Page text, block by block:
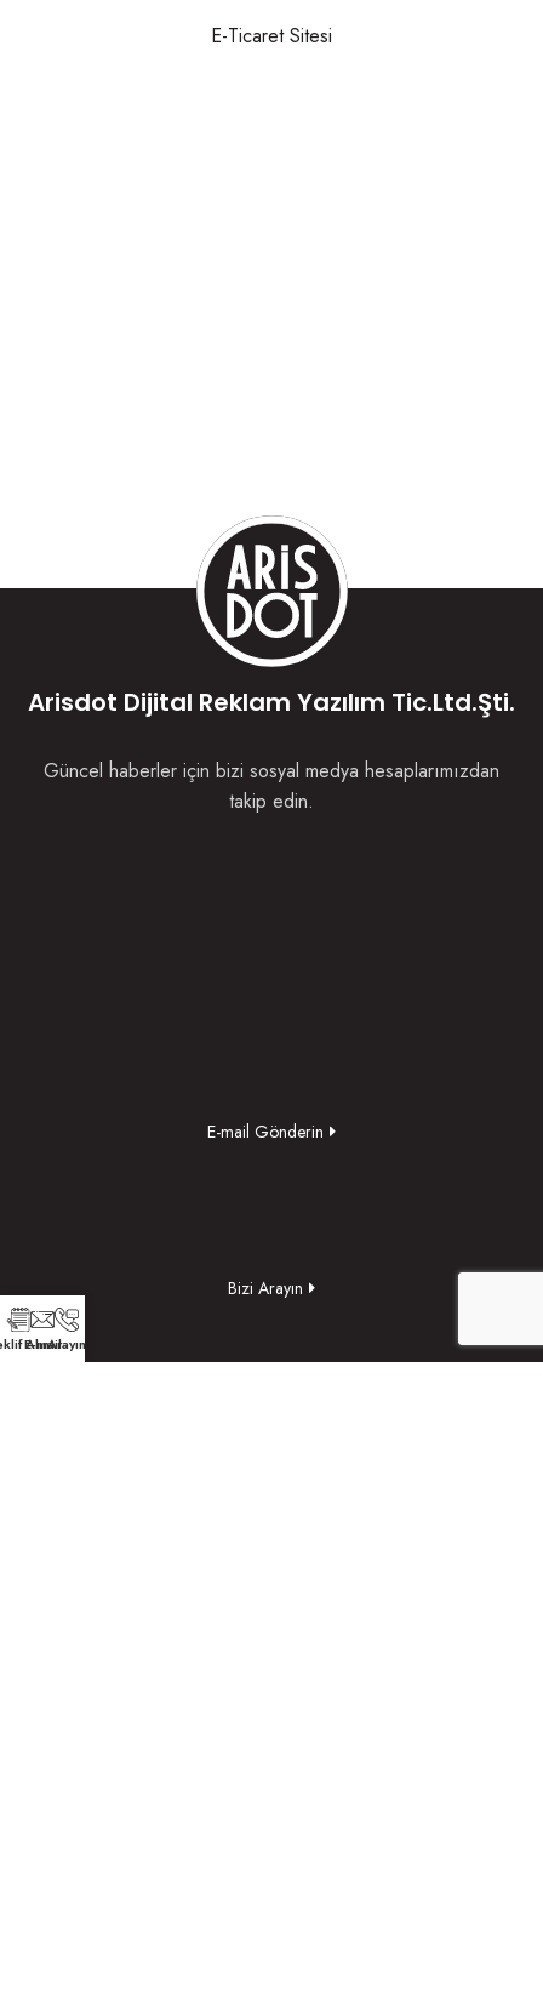
E-Ticaret Sitesi
Arisdot Dijital Reklam Yazılım Tic.Ltd.Şti.
Güncel haberler için bizi sosyal medya hesaplarımızdan
takip edin.
E-mail Gönderin
Bizi Arayın
Alın
E-mailArayın